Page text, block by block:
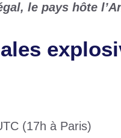
le pays hôte
(17h à Paris)